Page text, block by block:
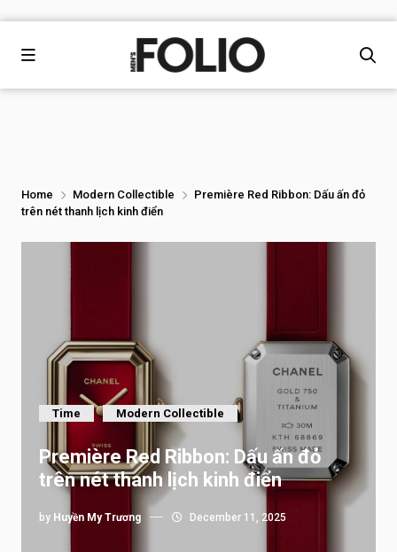
Home Modern Collectible
Première Red Ribbon: Dấu ấn đỏ
trên nét thanh lịch kinh điển
Time Modern Collectible
Première Red Ribbon: Dấu ấn đỏ
trên nét thanh lịch kinh điển
by Huyền My Trương December 11, 2025